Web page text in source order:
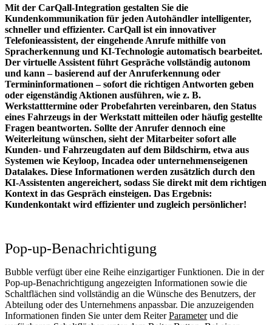
Mit der CarQall-Integration gestalten Sie die
Kundenkommunikation für jeden Autohändler intelligenter,
schneller und effizienter. CarQall ist ein innovativer
Telefonieassistent, der eingehende Anrufe mithilfe von
Spracherkennung und KI-Technologie automatisch bearbeitet.
Der virtuelle Assistent führt Gespräche vollständig autonom
und kann – basierend auf der Anruferkennung oder
Termininformationen – sofort die richtigen Antworten geben
oder eigenständig Aktionen ausführen, wie z. B.
Werkstatttermine oder Probefahrten vereinbaren, den Status
eines Fahrzeugs in der Werkstatt mitteilen oder häufig gestellte
Fragen beantworten. Sollte der Anrufer dennoch eine
Weiterleitung wünschen, sieht der Mitarbeiter sofort alle
Kunden- und Fahrzeugdaten auf dem Bildschirm, etwa aus
Systemen wie Keyloop, Incadea oder unternehmenseigenen
Datalakes. Diese Informationen werden zusätzlich durch den
KI-Assistenten angereichert, sodass Sie direkt mit dem richtigen
Kontext in das Gespräch einsteigen. Das Ergebnis:
Kundenkontakt wird effizienter und zugleich persönlicher!
Pop-up-Benachrichtigung
Bubble verfügt über eine Reihe einzigartiger Funktionen. Die in der
Pop-up-Benachrichtigung angezeigten Informationen sowie die
Schaltflächen sind vollständig an die Wünsche des Benutzers, der
Abteilung oder des Unternehmens anpassbar. Die anzuzeigenden
Informationen finden Sie unter dem ReiterParameterund die